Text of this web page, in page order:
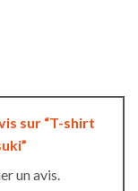
sur “T-shirt
un avis.